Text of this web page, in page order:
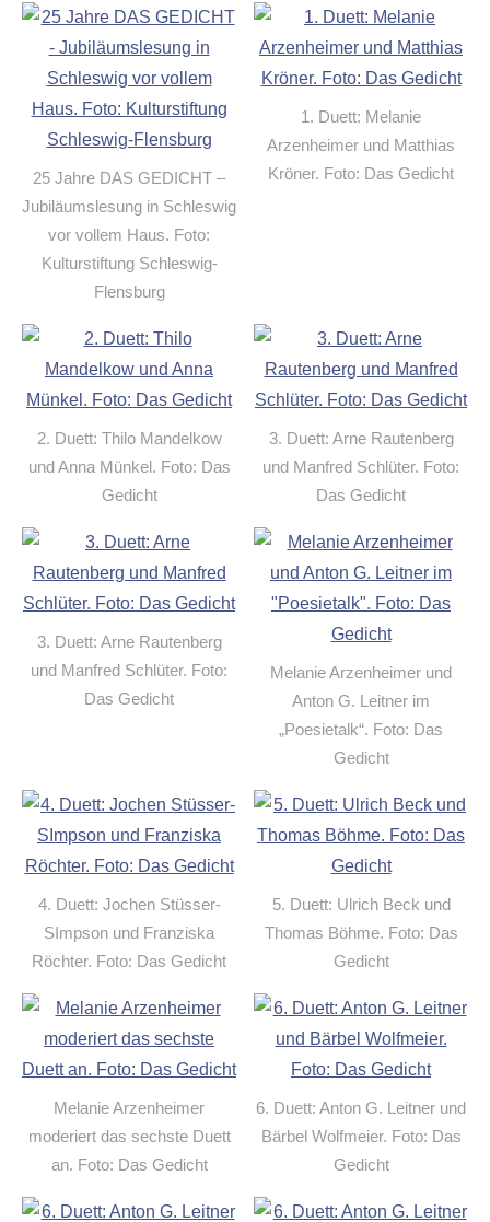
25 Jahre DAS GEDICHT –
Jubiläumslesung in Schleswig
vor vollem Haus. Foto:
Kulturstiftung Schleswig-
Flensburg
1. Duett: Melanie
Arzenheimer und Matthias
Kröner. Foto: Das Gedicht
2. Duett: Thilo Mandelkow
und Anna Münkel. Foto: Das
Gedicht
3. Duett: Arne Rautenberg
und Manfred Schlüter. Foto:
Das Gedicht
3. Duett: Arne Rautenberg
und Manfred Schlüter. Foto:
Das Gedicht
Melanie Arzenheimer und
Anton G. Leitner im
„Poesietalk“. Foto: Das
Gedicht
4. Duett: Jochen Stüsser-
SImpson und Franziska
Röchter. Foto: Das Gedicht
5. Duett: Ulrich Beck und
Thomas Böhme. Foto: Das
Gedicht
Melanie Arzenheimer
moderiert das sechste Duett
an. Foto: Das Gedicht
6. Duett: Anton G. Leitner und
Bärbel Wolfmeier. Foto: Das
Gedicht